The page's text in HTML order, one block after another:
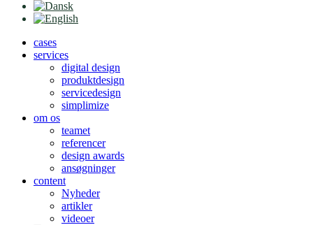
cases
services
digital design
produktdesign
servicedesign
simplimize
om os
teamet
referencer
design awards
ansøgninger
content
Nyheder
artikler
videoer